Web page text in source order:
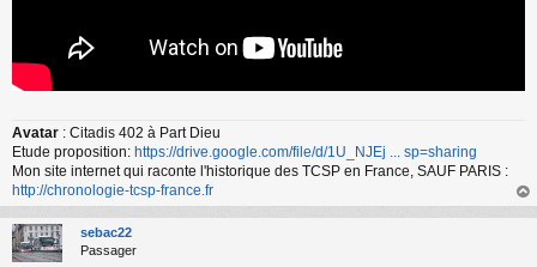
Avatar : Citadis 402 à Part Dieu
Etude proposition: https://drive.google.com/file/d/1U_NJEj ... sp=sharing
Mon site internet qui raconte l'historique des TCSP en France, SAUF PARIS :
http://chronologie-tcsp-france.fr
au
sebac22
Passager